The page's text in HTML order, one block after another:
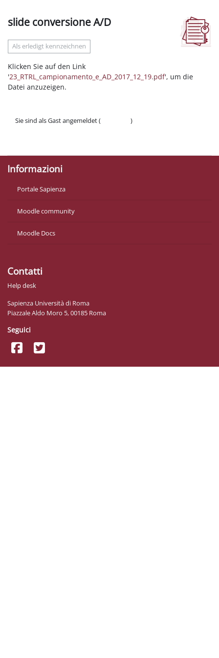
slide conversione A/D
Als erledigt kennzeichnen
Klicken Sie auf den Link
'23_RTRL_campionamento_e_AD_2017_12_19.pdf', um die
Datei anzuzeigen.
Sie sind als Gast angemeldet (
)
Informazioni
Portale Sapienza
Moodle community
Moodle Docs
Contatti
Help desk
Sapienza Università di Roma
Piazzale Aldo Moro 5, 00185 Roma
Seguici